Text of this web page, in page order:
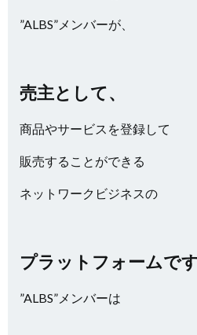
”ALBS”メンバーが、
売主として、
商品やサービスを登録して
販売することができる
ネットワークビジネスの
プラットフォームです
”ALBS”メンバーは